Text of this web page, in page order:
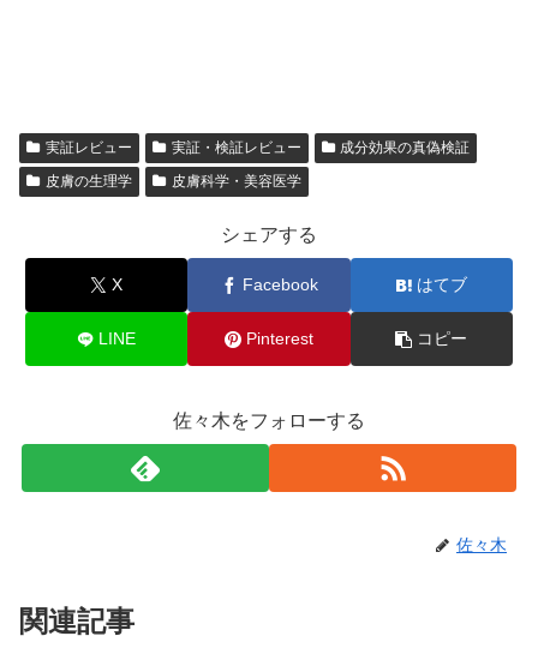
実証レビュー 実証・検証レビュー
成分効果の真偽検証
皮膚の生理学
皮膚科学・美容医学
シェアする
X Facebook はてブ
LINE Pinterest コピー
佐々木をフォローする
佐々木
関連記事